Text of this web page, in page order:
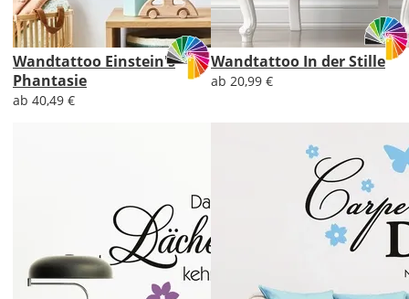
Wandtattoo Einstein's
Phantasie
ab 40,49 €
Wandtattoo In der Stille
ab 20,99 €